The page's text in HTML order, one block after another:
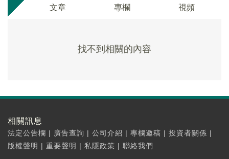
文章 專欄 視頻
找不到相關的內容
相關訊息
法定公告欄 | 廣告查詢 | 公司介紹 | 專欄邀稿 | 投資者關係 |
版權聲明 | 重要聲明 | 私隱政策 | 聯絡我們